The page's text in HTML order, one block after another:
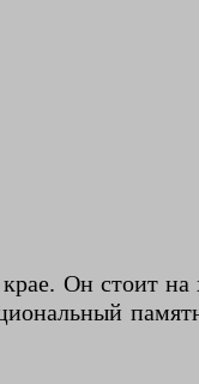
Он стоит на